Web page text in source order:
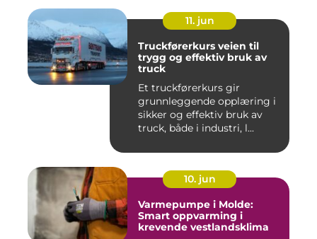
11. jun
Truckførerkurs veien til
trygg og effektiv bruk av
truck
Et truckførerkurs gir
grunnleggende opplæring i
sikker og effektiv bruk av
truck, både i industri, l...
10. jun
Varmepumpe i Molde:
Smart oppvarming i
krevende vestlandsklima